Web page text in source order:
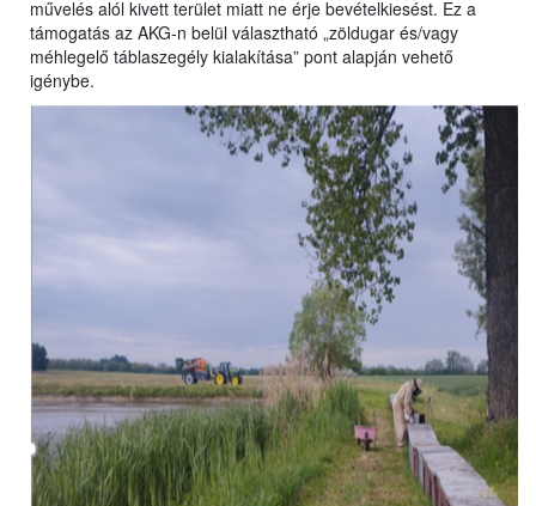
művelés alól kivett terület miatt ne érje bevételkiesést. Ez a
támogatás az AKG-n belül választható „zöldugar és/vagy
méhlegelő táblaszegély kialakítása” pont alapján vehető
igénybe.